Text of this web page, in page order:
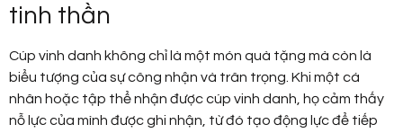
tinh thần
Cúp vinh danh không chỉ là một món quà tặng mà còn là
biểu tượng của sự công nhận và trân trọng. Khi một cá
nhân hoặc tập thể nhận được cúp vinh danh, họ cảm thấy
nỗ lực của mình được ghi nhận, từ đó tạo động lực để tiếp